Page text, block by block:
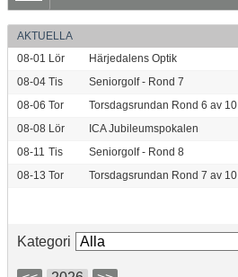
AKTUELLA
08-01 Lör
Härjedalens Optik
08-04 Tis
Seniorgolf - Rond 7
08-06 Tor
Torsdagsrundan Rond 6 av 10
08-08 Lör
ICA Jubileumspokalen
08-11 Tis
Seniorgolf - Rond 8
08-13 Tor Torsdagsrundan Rond 7 av 10
Kategori